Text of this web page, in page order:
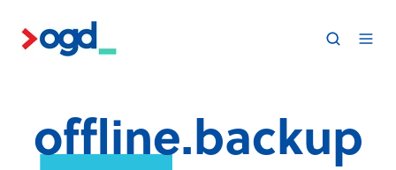
offline.backup